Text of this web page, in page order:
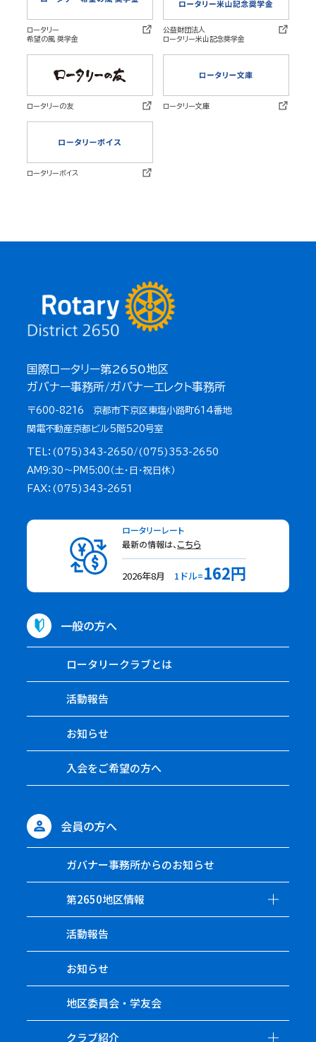
ロータリー
希望の風 奨学金
公益財団法人
ロータリー米山記念奨学金
ロータリーの友 ロータリー文庫
ロータリーボイス
国際ロータリー第2650地区
ガバナー事務所/ガバナーエレクト事務所
〒600-8216 京都市下京区東塩小路町614番地
関電不動産京都ビル5階520号室
TEL：(075)343-2650/(075)353-2650
AM9:30～PM5:00（土・日・祝日休）
FAX：(075)343-2651
ロータリーレート
最新の情報は、 こちら
2026年8月 1ドル=162円
一般の方へ
ロータリークラブとは
活動報告
お知らせ
入会をご希望の方へ
会員の方へ
ガバナー事務所からのお知らせ
第2650地区情報
活動報告
お知らせ
地区委員会・学友会
クラブ紹介